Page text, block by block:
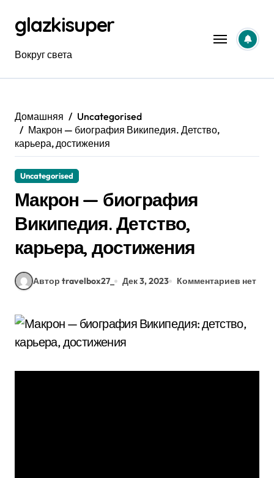
содержанию
glazkisuper
Вокруг света
Домашняя
Uncategorised
Макрон — биография Википедия. Детство,
карьера, достижения
Uncategorised
Макрон — биография
Википедия. Детство,
карьера, достижения
Автор travelbox27_ Дек 3, 2023 Комментариев нет